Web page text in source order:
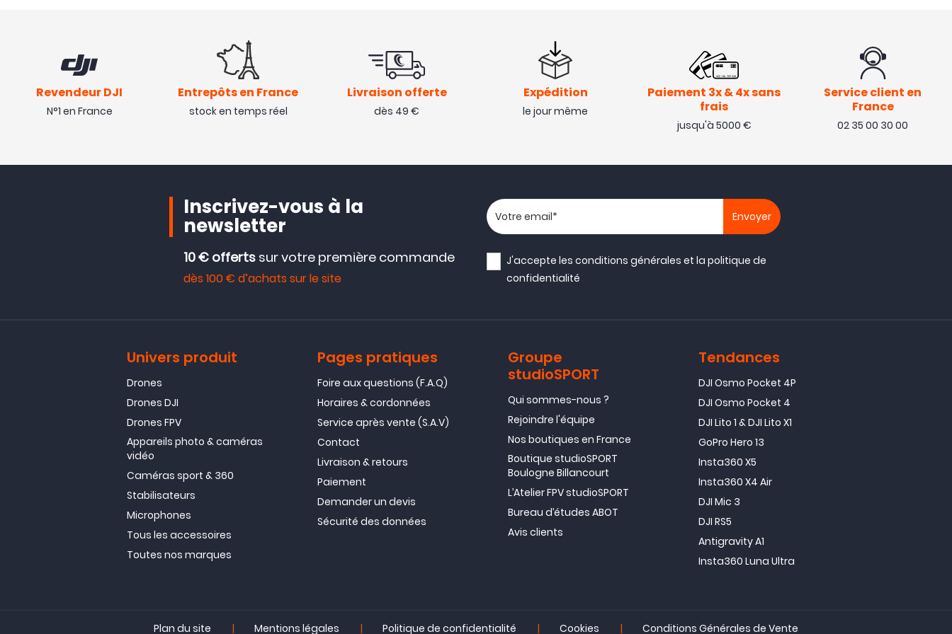
Revendeur DJI
N°1 en France
Entrepôts en France
stock en temps réel
Livraison offerte
dès 49 €
Expédition
le jour même
Paiement 3x & 4x sans
frais
jusqu'à 5000 €
Service client en
France
02 35 00 30 00
Inscrivez-vous à la
newsletter
10 € offerts sur votre première commande
dès 100 € d’achats sur le site
Votre adresse email
J'accepte lesconditions générales et lapolitique de
confidentialité
Univers produit
Drones
Drones DJI
Drones FPV
Appareils photo & caméras
vidéo
Caméras sport & 360
Stabilisateurs
Microphones
Tous les accessoires
Toutes nos marques
Pages pratiques
Foire aux questions (F.A.Q)
Horaires & cordonnées
Service après vente (S.A.V)
Contact
Livraison & retours
Paiement
Demander un devis
Sécurité des données
Groupe
studioSPORT
Qui sommes-nous ?
Rejoindre l'équipe
Nos boutiques en France
Boutique studioSPORT
Boulogne Billancourt
L’Atelier FPV studioSPORT
Bureau d’études ABOT
Avis clients
Tendances
DJI Osmo Pocket 4P
DJI Osmo Pocket 4
DJI Lito 1 & DJI Lito X1
GoPro Hero 13
Insta360 X5
Insta360 X4 Air
DJI Mic 3
DJI RS5
Antigravity A1
Insta360 Luna Ultra
Plan du site | Mentions légales | Politique de confidentialité | Cookies | Conditions Générales de Vente